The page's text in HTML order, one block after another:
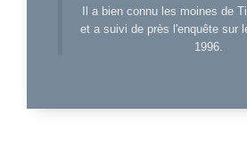
Il a bien connu les moines de
et a suivi de près l'enquête sur
1996.